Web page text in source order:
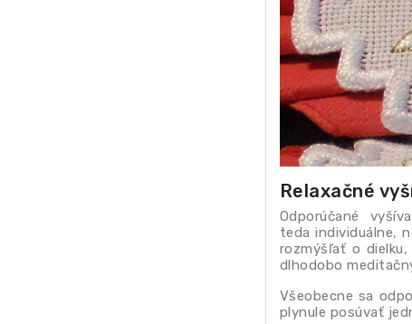
Relaxačné
Odporúčané
teda individuálne,
rozmýšľať o
dlhodobo
Všeobecne sa
plynule posúvať